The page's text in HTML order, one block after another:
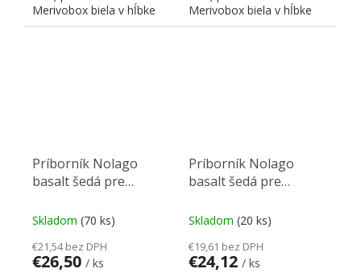
Merivobox biela v hĺbke
500 mm pre skrinku 1000
Merivobox biela v hĺbke
450 mm pre skrinku 1000
Príborník Nolago
basalt šedá pre
473 mm)
Skladom (70 ks)
€21,54 bez DPH
€26,50 / ks
Príborník Nolago
basalt šedá pre
423 mm)
Skladom (20 ks)
€19,61 bez DPH
€24,12 / ks